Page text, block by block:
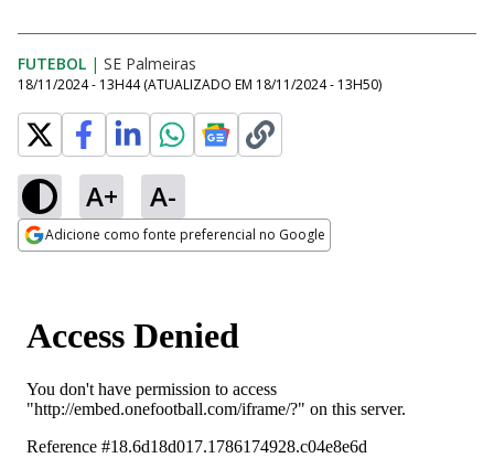
FUTEBOL | SE Palmeiras
18/11/2024 - 13H44 (ATUALIZADO EM 18/11/2024 - 13H50)
A+ A-
Adicione como fonte preferencial no Google